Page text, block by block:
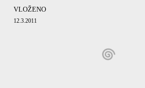
VLOŽENO
12.3.2011